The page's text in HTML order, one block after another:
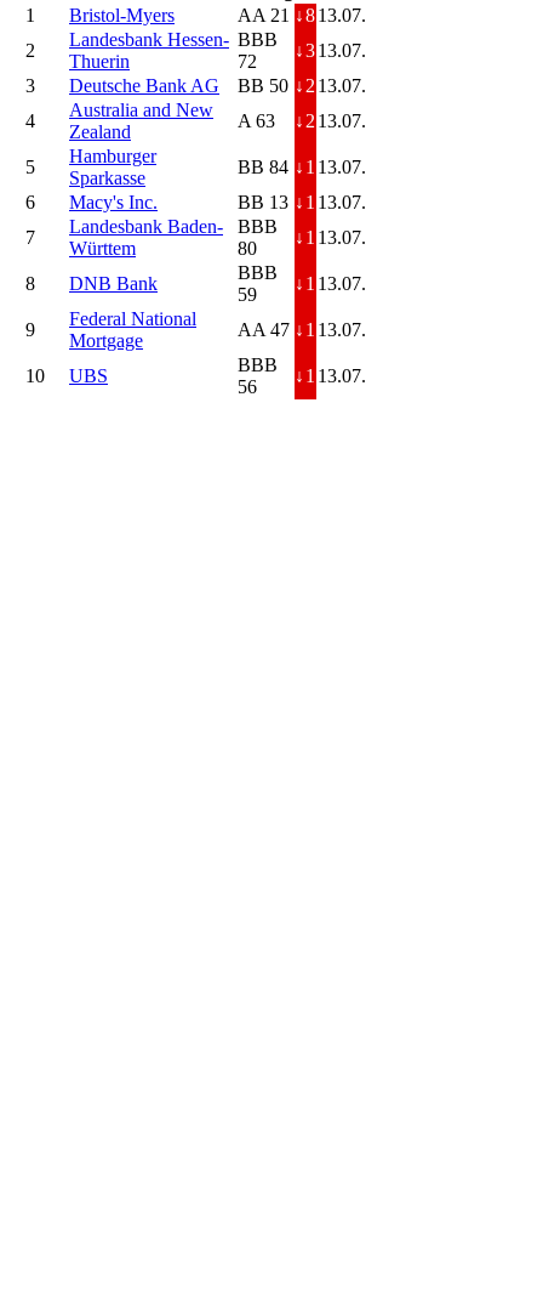
1
Bristol-Myers AA 21 ↓813.07.
2
Landesbank Hessen-
Thuerin
BBB
72
↓313.07.
3
Deutsche Bank AG BB 50 ↓ 2 13.07.
4
Australia and New
Zealand
A 63 ↓ 2 13.07.
5
Hamburger
Sparkasse
BB 84 ↓ 1 13.07.
6
Macy's Inc. BB 13 ↓ 1 13.07.
7
Landesbank Baden-
Württem
BBB
80
↓ 1 13.07.
8 DNB Bank
BBB
59
↓ 1 13.07.
9
Federal National
Mortgage
AA 47 ↓ 1 13.07.
10 UBS
BBB
56
↓ 1 13.07.